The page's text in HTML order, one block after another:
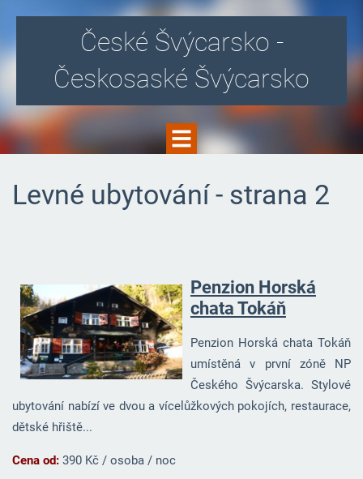
České Švýcarsko -
Českosaské Švýcarsko
Levné ubytování - strana 2
Penzion Horská
chata Tokáň
Penzion Horská chata Tokáň
umístěná v první zóně NP
Českého Švýcarska. Stylové
ubytování nabízí ve dvou a vícelůžkových pokojích, restaurace,
dětské hřiště...
Cena od:390 Kč / osoba / noc